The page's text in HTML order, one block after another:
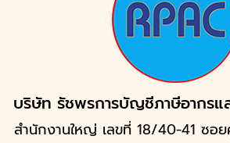
บริษัท รัชพรการบัญชีภาษีอากรแ
สำนักงานใหญ่ เลขที่ 18/40-41 ซอ